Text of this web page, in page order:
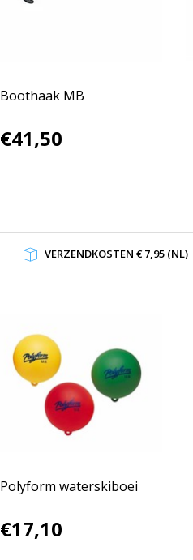
Boothaak MB
€41,50
VERZENDKOSTEN € 7,95 (NL)
Polyform waterskiboei
€17,10